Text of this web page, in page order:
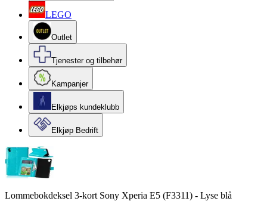
LEGO
Outlet
Tjenester og tilbehør
Kampanjer
Elkjøps kundeklubb
Elkjøp Bedrift
Lommebokdeksel 3-kort Sony Xperia E5 (F3311) - Lyse blå